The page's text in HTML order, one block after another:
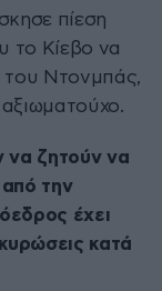
πίεση
το Κίεβο να
του Ντονμπάς,
να ζητούν να
από την
έχει
κατά